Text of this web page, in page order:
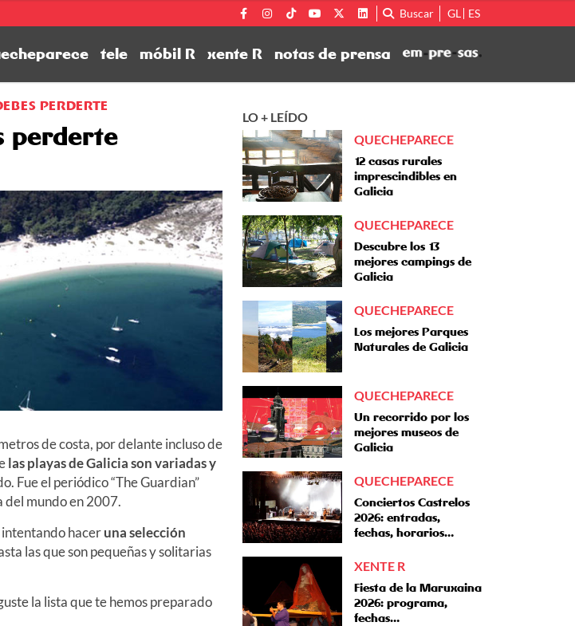
Buscar GL ES
tele móbil R xente R notas de prensa
PERDERTE
perderte
de costa, por delante incluso de
las playas de Galicia son variadas y
Fue el periódico “The Guardian”
del mundo en 2007.
intentando hacerunaselección
las que son pequeñas y solitarias
la lista que te hemos preparado
LO + LEÍDO
QUECHEPARECE
12 casas rurales
imprescindibles en
Galicia
QUECHEPARECE
Descubre los 13
mejores campings de
Galicia
QUECHEPARECE
Los mejores Parques
Naturales de Galicia
QUECHEPARECE
Un recorrido por los
mejores museos de
Galicia
QUECHEPARECE
Conciertos Castrelos
2026: entradas,
fechas, horarios…
XENTE R
Fiesta de la Maruxaina
2026: programa,
fechas…